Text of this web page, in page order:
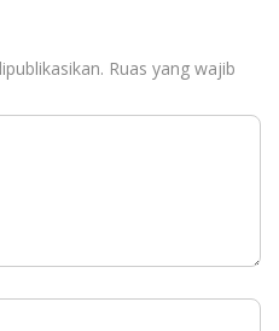
Ruas yang wajib